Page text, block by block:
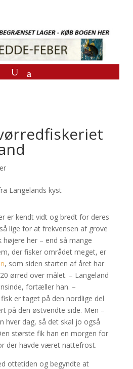
er kendt vidt og bredt for deres
lige for at frekvensen af grove
her – end så mange
der fisker området meget, er
, som siden starten af året har
ørred over målet. – Langeland
fortæller han. –
er taget på den nordlige del
på den østvendte side. Men –
hver dag, så det skal jo også
største fik han en morgen for
der havde været nattefrost.
ottetiden og begyndte at